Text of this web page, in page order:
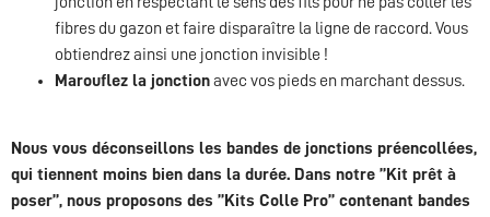
fibres du gazon et faire disparaître la ligne de raccord. Vous
obtiendrez ainsi une jonction invisible !
Marouflez la jonctionavec vos pieds en marchant dessus.
Nous vous déconseillons les bandes de jonctions préencollées,
qui tiennent moins bien dans la durée. Dans notre ”Kit prêt à
poser”, nous proposons des ”Kits Colle Pro” contenant bandes